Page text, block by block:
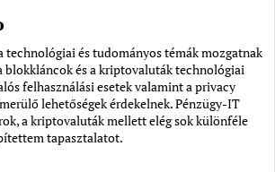
technológiai és tudományos témák mozgatnak
blokkláncok és a kriptovaluták technológiai
felhasználási esetek valamint a privacy
lehetőségek érdekelnek. Pénzügy-IT
a kriptovaluták mellett elég sok különféle
tapasztalatot.